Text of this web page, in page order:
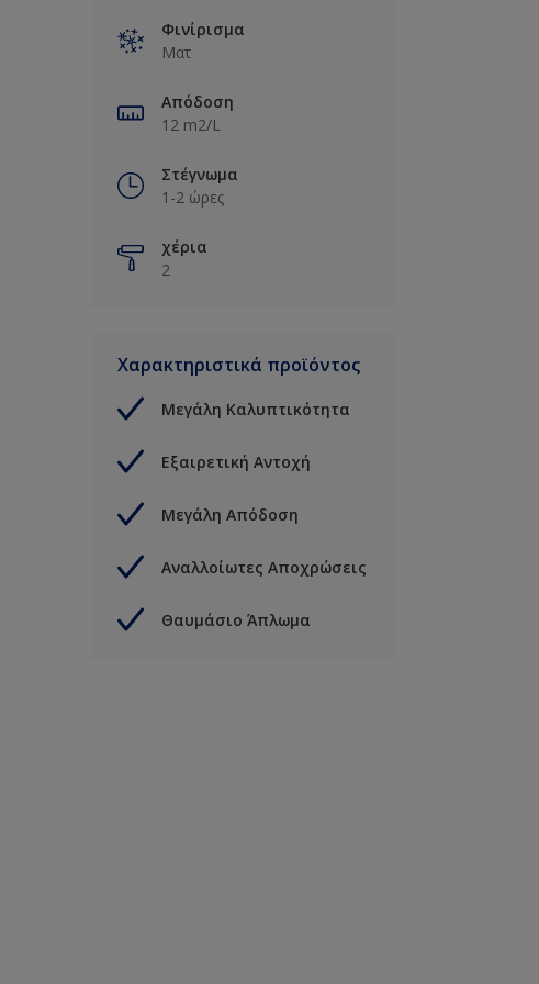
Φινίρισμα
Ματ
Απόδοση
12 m2/L
Στέγνωμα
1-2 ώρες
χέρια
2
Χαρακτηριστικά προϊόντος
Μεγάλη Καλυπτικότητα
Εξαιρετική Αντοχή
Μεγάλη Απόδοση
Αναλλοίωτες Αποχρώσεις
Θαυμάσιο Άπλωμα